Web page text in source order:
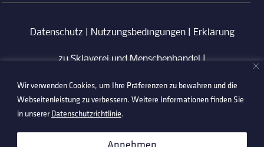
Wir verwenden Cookies, um Ihre Präferenzen zu bewahren und die
Webseitenleistung zu verbessern. Weitere Informationen finden Sie
in unsererDatenschutzrichtlinie.
Annehmen
Datenschutz Nutzungsbedingungen| Erklärung
zu Sklaverei und Menschenhandel|
Verhaltenskodex für Lieferanten|Anti-
Korruptionsrichtlinie